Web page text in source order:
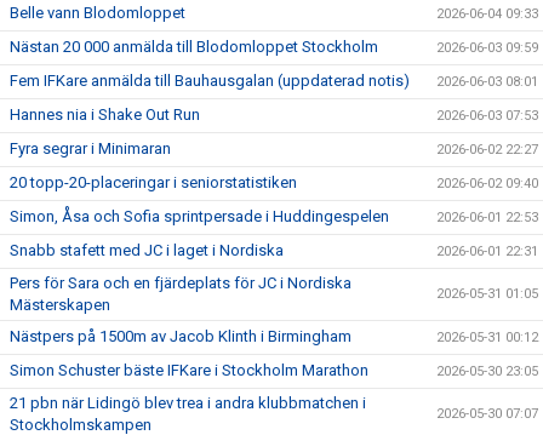
Belle vann Blodomloppet 2026-06-04 09:33
Nästan 20 000 anmälda till Blodomloppet Stockholm 2026-06-03 09:59
Fem IFKare anmälda till Bauhausgalan (uppdaterad notis) 2026-06-03 08:01
Hannes nia i Shake Out Run 2026-06-03 07:53
Fyra segrar i Minimaran 2026-06-02 22:27
20 topp-20-placeringar i seniorstatistiken 2026-06-02 09:40
Simon, Åsa och Sofia sprintpersade i Huddingespelen 2026-06-01 22:53
Snabb stafett med JC i laget i Nordiska 2026-06-01 22:31
Pers för Sara och en fjärdeplats för JC i Nordiska
Mästerskapen
2026-05-31 01:05
Nästpers på 1500m av Jacob Klinth i Birmingham 2026-05-31 00:12
Simon Schuster bäste IFKare i Stockholm Marathon 2026-05-30 23:05
21 pbn när Lidingö blev trea i andra klubbmatchen i
Stockholmskampen
2026-05-30 07:07